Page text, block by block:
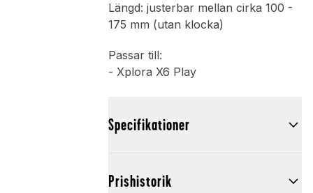
Längd: justerbar mellan cirka 100 -
175 mm (utan klocka)
Passar till:
- Xplora X6 Play
Specifikationer
Prishistorik